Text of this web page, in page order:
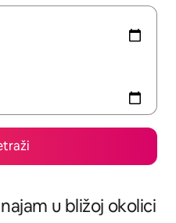
u bližoj okolici